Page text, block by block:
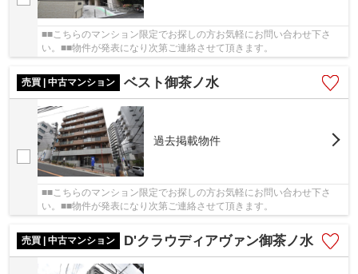
■■こちらのマンション限定でお探しの方お気軽にお問い合わせ下さ
い。■■物件が発表になり次第ご連絡させて頂きます。
売買 | 中古マンション ベスト御茶ノ水
過去掲載物件
■■こちらのマンション限定でお探しの方お気軽にお問い合わせ下さ
い。■■物件が発表になり次第ご連絡させて頂きます。
売買 | 中古マンション D'クラウディアヴァン御茶ノ水